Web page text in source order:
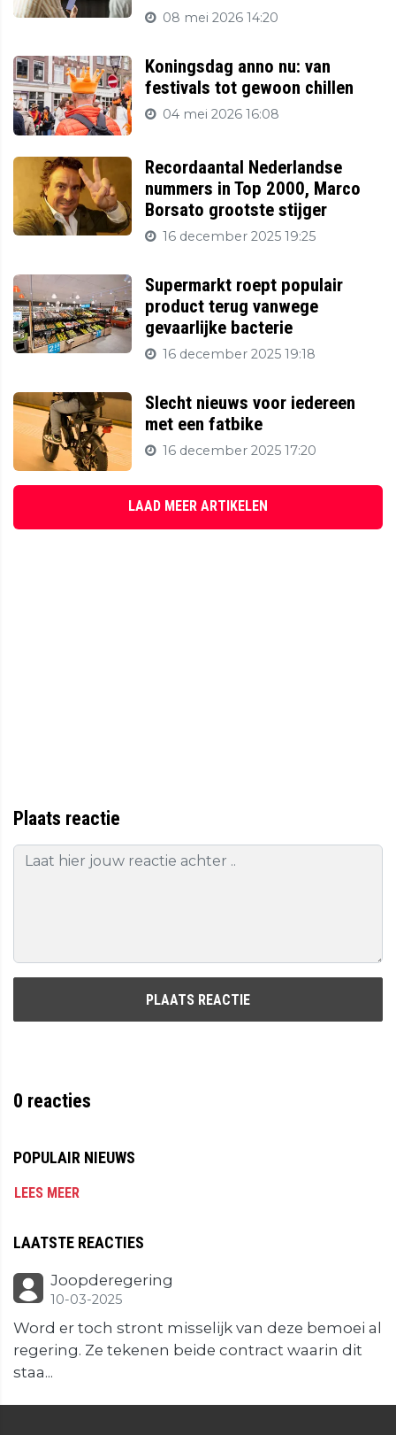
08 mei 2026 14:20
Koningsdag anno nu: van
festivals tot gewoon chillen
04 mei 2026 16:08
Recordaantal Nederlandse
nummers in Top 2000, Marco
Borsato grootste stijger
16 december 2025 19:25
Supermarkt roept populair
product terug vanwege
gevaarlijke bacterie
16 december 2025 19:18
Slecht nieuws voor iedereen
met een fatbike
16 december 2025 17:20
LAAD MEER ARTIKELEN
Plaats reactie
PLAATS REACTIE
0 reacties
POPULAIR NIEUWS
LEES MEER
LAATSTE REACTIES
Joopderegering
10-03-2025
Word er toch stront misselijk van deze bemoei al
regering. Ze tekenen beide contract waarin dit
staa...